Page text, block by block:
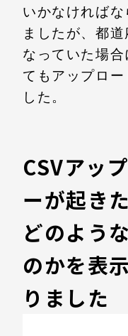
いかなければ
ましたが、都
なっていた場
てもアップロ
した。
CSVアッ
ーが起き
どのよう
のかを表
りました